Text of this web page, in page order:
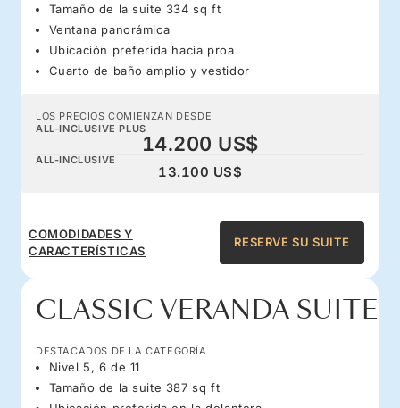
Tamaño de la suite 334 sq ft
Ventana panorámica
Ubicación preferida hacia proa
Cuarto de baño amplio y vestidor
LOS PRECIOS COMIENZAN DESDE
ALL-INCLUSIVE PLUS
14.200 US$
ALL-INCLUSIVE
13.100 US$
COMODIDADES Y
CARACTERÍSTICAS
RESERVE SU SUITE
CLASSIC VERANDA SUITE
DESTACADOS DE LA CATEGORÍA
Nivel 5, 6 de 11
Tamaño de la suite 387 sq ft